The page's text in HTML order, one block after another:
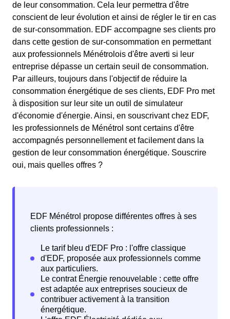
de leur consommation. Cela leur permettra d'être
conscient de leur évolution et ainsi de régler le tir en cas
de sur-consommation. EDF accompagne ses clients pro
dans cette gestion de sur-consommation en permettant
aux professionnels Ménétrolois d'être averti si leur
entreprise dépasse un certain seuil de consommation.
Par ailleurs, toujours dans l'objectif de réduire la
consommation énergétique de ses clients, EDF Pro met
à disposition sur leur site un outil de simulateur
d'économie d'énergie. Ainsi, en souscrivant chez EDF,
les professionnels de Ménétrol sont certains d'être
accompagnés personnellement et facilement dans la
gestion de leur consommation énergétique. Souscrire
oui, mais quelles offres ?
EDF Ménétrol propose différentes offres à ses
clients professionnels :